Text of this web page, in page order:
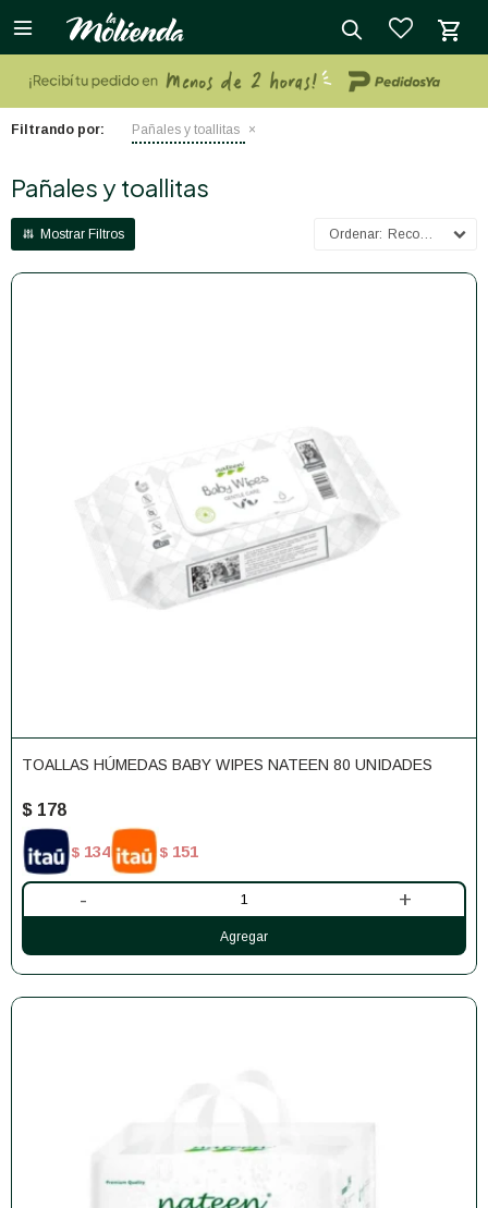

Filtrando por: Pañales y toallitas
Pañales y toallitas
Recomendados
TOALLAS HÚMEDAS BABY WIPES NATEEN 80 UNIDADES
$ 178
$ 134 $ 151
- +